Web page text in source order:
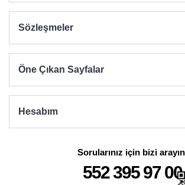
Sözleşmeler
Öne Çıkan Sayfalar
Hesabım
Sorularınız için bizi
552 395 97 00